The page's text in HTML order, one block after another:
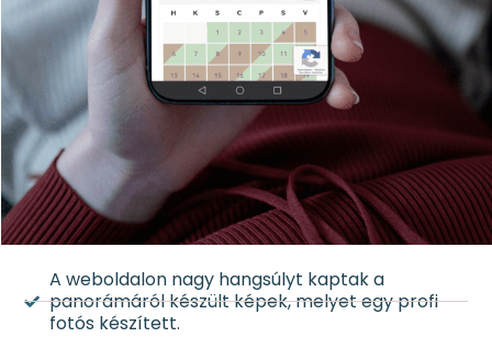
A weboldalon nagy hangsúlyt kaptak a
panorámáról készült képek, melyet egy profi
fotós készített.